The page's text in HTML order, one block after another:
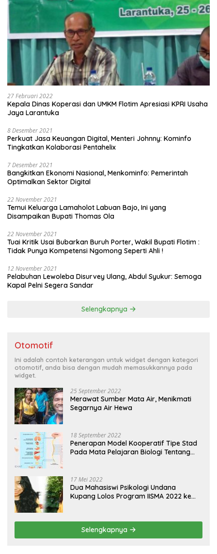
27 Februari 2022
Kepala Dinas Koperasi dan UMKM Flotim Apresiasi KPRI Usaha
Jaya Larantuka
8 Desember 2021
Perkuat Jasa Keuangan Digital, Menteri Johnny: Kominfo
Tingkatkan Kolaborasi Pentahelix
7 Desember 2021
Bangkitkan Ekonomi Nasional, Menkominfo: Pemerintah
Optimalkan Sektor Digital
22 November 2021
Temui Keluarga Lamaholot Labuan Bajo, Ini yang
Disampaikan Bupati Thomas Ola
22 November 2021
Tuai Kritik Usai Bubarkan Buruh Porter, Wakil Bupati Flotim :
Tidak Punya Kompetensi Ngomong Seperti Ahli !
12 November 2021
Pelabuhan Lewoleba Disurvey Ulang, Abdul Syukur: Semoga
Kapal Pelni Segera Sandar
Selengkapnya
Otomotif
Ini adalah contoh keterangan untuk widget dengan kategori
otomotif, anda bisa dengan mudah memasukkannya pada
widget.
25 September 2022
Merawat Sumber Mata Air, Menikmati
Segarnya Air Hewa
18 September 2022
Penerapan Model Kooperatif Tipe Stad
Pada Mata Pelajaran Biologi Tentang
17 Mei 2022
Dua Mahasiswi Psikologi Undana
Kupang Lolos Program IISMA 2022 ke
Selengkapnya